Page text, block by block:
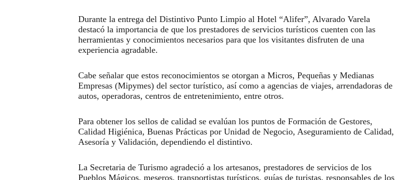
Durante la entrega del Distintivo Punto Limpio al Hotel “Alifer”, Alvarado Varela
destacó la importancia de que los prestadores de servicios turísticos cuenten con las
herramientas y conocimientos necesarios para que los visitantes disfruten de una
experiencia agradable.
Cabe señalar que estos reconocimientos se otorgan a Micros, Pequeñas y Medianas
Empresas (Mipymes) del sector turístico, así como a agencias de viajes, arrendadoras de
autos, operadoras, centros de entretenimiento, entre otros.
Para obtener los sellos de calidad se evalúan los puntos de Formación de Gestores,
Calidad Higiénica, Buenas Prácticas por Unidad de Negocio, Aseguramiento de Calidad,
Asesoría y Validación, dependiendo el distintivo.
La Secretaria de Turismo agradeció a los artesanos, prestadores de servicios de los
Pueblos Mágicos, meseros, transportistas turísticos, guías de turistas, responsables de los